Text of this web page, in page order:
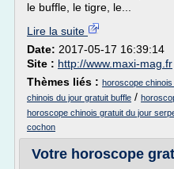
le buffle, le tigre, le...
Lire la suite
Date: 2017-05-17 16:39:14
Site : http://www.maxi-mag.fr
Thèmes liés : horoscope
chinois du jour gratuit buffle /
horoscope chinois gratuit du jour
cochon
Votre horoscope